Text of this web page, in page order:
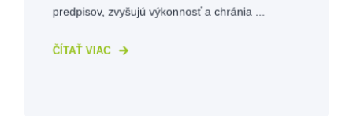
predpisov, zvyšujú výkonnosť a chránia ...
ČÍTAŤ VIAC